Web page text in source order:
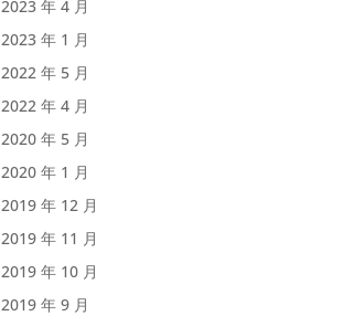
2023 年 4 月
2023 年 1 月
2022 年 5 月
2022 年 4 月
2020 年 5 月
2020 年 1 月
2019 年 12 月
2019 年 11 月
2019 年 10 月
2019 年 9 月